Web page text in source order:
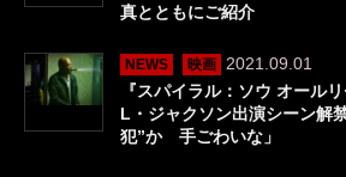
真とともにご紹介
NEWS 映画
2021.09.01
『スパイラル：ソウ オール
L・ジャクソン出演シーン解
犯”か 手ごわいな」